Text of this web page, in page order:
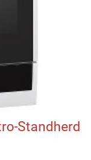
Standherd